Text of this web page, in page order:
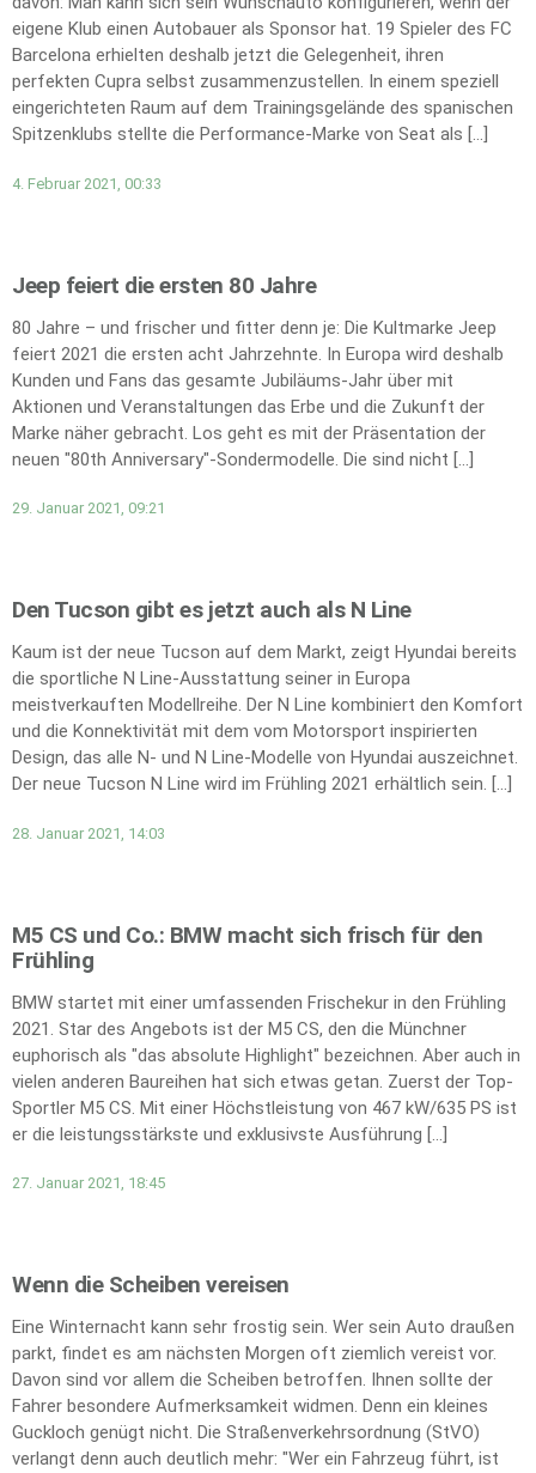
eigene Klub einen Autobauer als Sponsor hat. 19 Spieler des FC
Barcelona erhielten deshalb jetzt die Gelegenheit, ihren
perfekten Cupra selbst zusammenzustellen. In einem speziell
eingerichteten Raum auf dem Trainingsgelände des spanischen
Spitzenklubs stellte die Performance-Marke von Seat als […]
4. Februar 2021, 00:33
Jeep feiert die ersten 80 Jahre
80 Jahre – und frischer und fitter denn je: Die Kultmarke Jeep
feiert 2021 die ersten acht Jahrzehnte. In Europa wird deshalb
Kunden und Fans das gesamte Jubiläums-Jahr über mit
Aktionen und Veranstaltungen das Erbe und die Zukunft der
Marke näher gebracht. Los geht es mit der Präsentation der
neuen "80th Anniversary"-Sondermodelle. Die sind nicht […]
29. Januar 2021, 09:21
Den Tucson gibt es jetzt auch als N Line
Kaum ist der neue Tucson auf dem Markt, zeigt Hyundai bereits
die sportliche N Line-Ausstattung seiner in Europa
meistverkauften Modellreihe. Der N Line kombiniert den Komfort
und die Konnektivität mit dem vom Motorsport inspirierten
Design, das alle N- und N Line-Modelle von Hyundai auszeichnet.
Der neue Tucson N Line wird im Frühling 2021 erhältlich sein. […]
28. Januar 2021, 14:03
M5 CS und Co.: BMW macht sich frisch für den
Frühling
BMW startet mit einer umfassenden Frischekur in den Frühling
2021. Star des Angebots ist der M5 CS, den die Münchner
euphorisch als "das absolute Highlight" bezeichnen. Aber auch in
vielen anderen Baureihen hat sich etwas getan. Zuerst der Top-
Sportler M5 CS. Mit einer Höchstleistung von 467 kW/635 PS ist
er die leistungsstärkste und exklusivste Ausführung […]
27. Januar 2021, 18:45
Wenn die Scheiben vereisen
Eine Winternacht kann sehr frostig sein. Wer sein Auto draußen
parkt, findet es am nächsten Morgen oft ziemlich vereist vor.
Davon sind vor allem die Scheiben betroffen. Ihnen sollte der
Fahrer besondere Aufmerksamkeit widmen. Denn ein kleines
Guckloch genügt nicht. Die Straßenverkehrsordnung (StVO)
verlangt denn auch deutlich mehr: "Wer ein Fahrzeug führt, ist